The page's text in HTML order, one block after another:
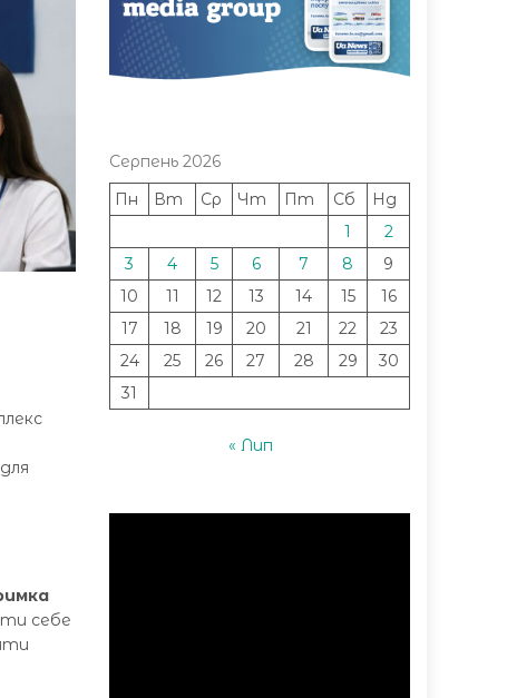
себе
Серпень 2026
Пн
Вт Ср Чт Пт Сб
Нд
1
2
3
4 5 6 7 8
9
10
11 12 13 14 15
16
17
18 19 20 21 22
23
24
25 26 27 28 29
30
31
« Лип